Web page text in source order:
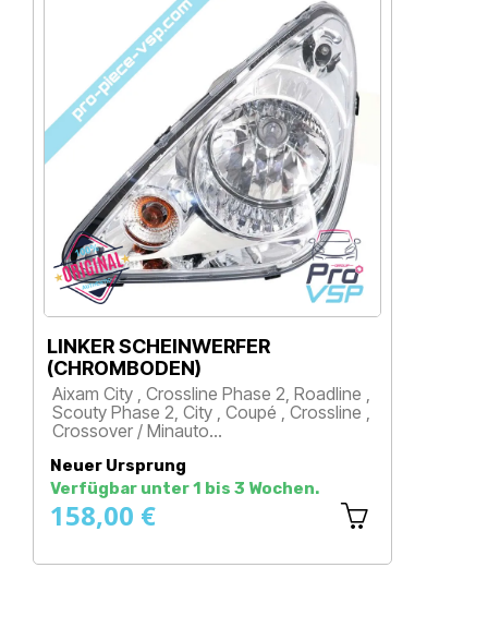
SCHEINWERFER
City , Crossline Phase 2, Roadline ,
Phase 2, City , Coupé , Crossline ,
/ Minauto…
Ursprung
unter 1 bis 3 Wochen.
€